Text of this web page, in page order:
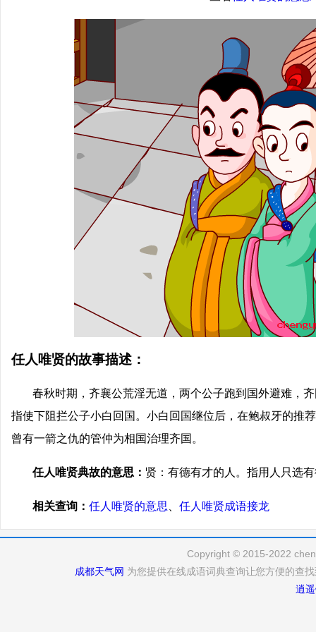
任人唯贤的故事描述：
春秋时期，齐襄公荒淫无道，两个公子跑到国外避难，
指使下阻拦公子小白回国。小白回国继位后，在鲍叔牙的推
曾有一箭之仇的管仲为相国治理齐国。
任人唯贤典故的意思： 贤：有德有才的人。指用人只选
相关查询： 任人唯贤的意思 任人唯贤成语接龙
Copyright © 2015-2022
成都天气网 为您提供在线成语词典查询让您方便的查
逍